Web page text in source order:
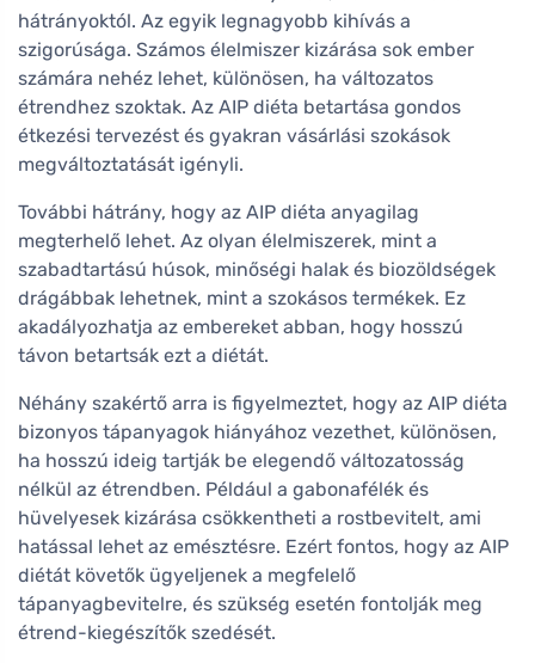
hátrányoktól. Az egyik legnagyobb kihívás a
szigorúsága. Számos élelmiszer kizárása sok ember
számára nehéz lehet, különösen, ha változatos
étrendhez szoktak. Az AIP diéta betartása gondos
étkezési tervezést és gyakran vásárlási szokások
megváltoztatását igényli.
További hátrány, hogy az AIP diéta anyagilag
megterhelő lehet. Az olyan élelmiszerek, mint a
szabadtartású húsok, minőségi halak és biozöldségek
drágábbak lehetnek, mint a szokásos termékek. Ez
akadályozhatja az embereket abban, hogy hosszú
távon betartsák ezt a diétát.
Néhány szakértő arra is figyelmeztet, hogy az AIP diéta
bizonyos tápanyagok hiányához vezethet, különösen,
ha hosszú ideig tartják be elegendő változatosság
nélkül az étrendben. Például a gabonafélék és
hüvelyesek kizárása csökkentheti a rostbevitelt, ami
hatással lehet az emésztésre. Ezért fontos, hogy az AIP
diétát követők ügyeljenek a megfelelő
tápanyagbevitelre, és szükség esetén fontolják meg
étrend-kiegészítők szedését.